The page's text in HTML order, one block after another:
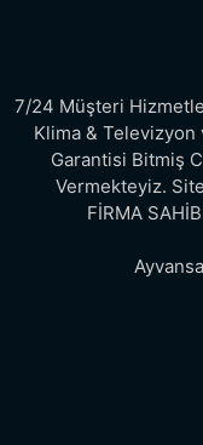
7/24 Müşteri
Klima & Televizyon
Garantisi Bitmiş
Vermekteyiz.
FİRMA